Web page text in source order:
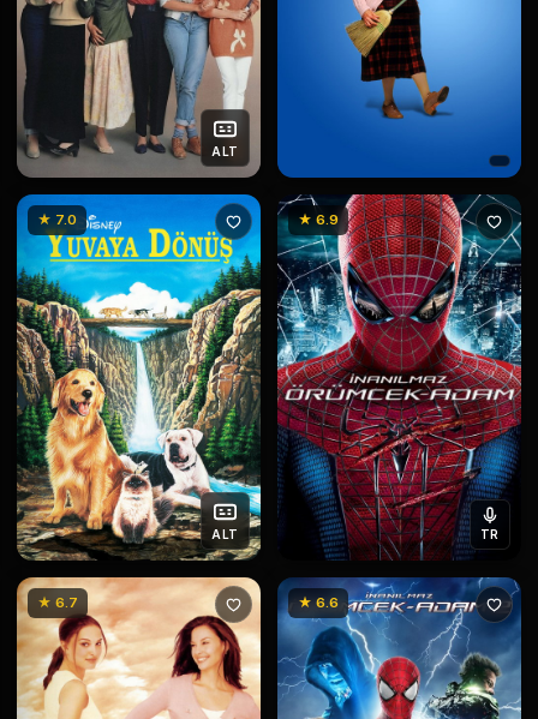
ALT
★ 7.0
ALT
★ 6.9
TR
★ 6.7 ★ 6.6